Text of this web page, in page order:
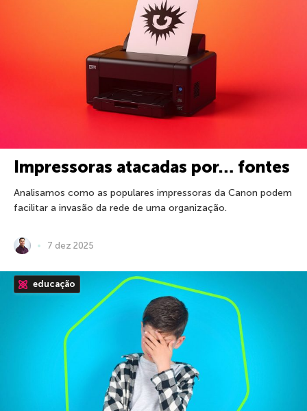
Impressoras atacadas por… fontes
Analisamos como as populares impressoras da Canon podem
facilitar a invasão da rede de uma organização.
7 dez 2025
educação